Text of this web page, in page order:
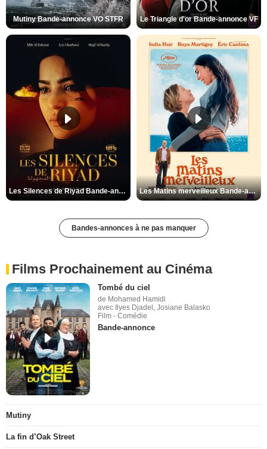
Mutiny Bande-annonce VO STFR Le Triangle d'or Bande-annonce VF
Les Silences de Riyad Bande-annonce VO STFR Les Matins merveilleux Bande-annonce VF
Bandes-annonces à ne pas manquer
Films Prochainement au Cinéma
Tombé du ciel
de Mohamed Hamidi
avec Ilyes Djadel, Josiane Balasko
Film - Comédie
Bande-annonce
Mutiny
La fin d’Oak Street